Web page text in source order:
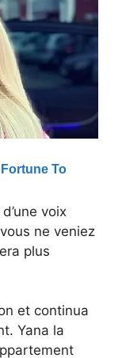
voix
ne veniez
plus
et continua
Yana la